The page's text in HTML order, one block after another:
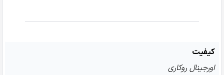
کیفیت
اورجینال روکاری